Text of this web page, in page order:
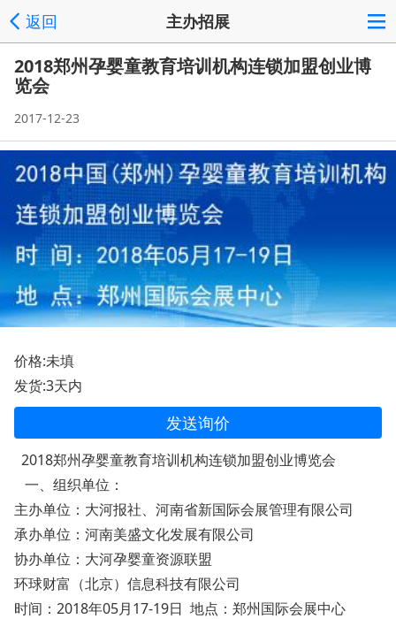
返回 主办招展
2018郑州孕婴童教育培训机构连锁加盟创业博
览会
2017-12-23
价格:未填
发货:3天内
发送询价
2018郑州孕婴童教育培训机构连锁加盟创业博览会
一、组织单位：
主办单位：大河报社、河南省新国际会展管理有限公司
承办单位：河南美盛文化发展有限公司
协办单位：大河孕婴童资源联盟
环球财富（北京）信息科技有限公司
时间：2018年05月17-19日 地点：郑州国际会展中心